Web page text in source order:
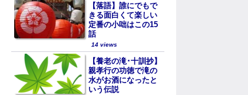
【落語】誰にでもで
きる面白くて楽しい
定番の小咄はこの15
話
14 views
【養老の滝･十訓抄】
親孝行の功徳で滝の
水がお酒になったと
いう伝説